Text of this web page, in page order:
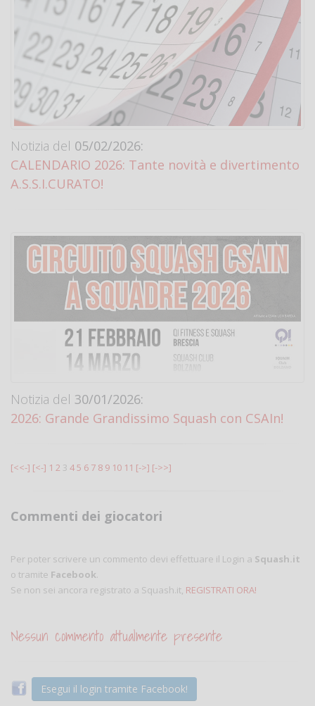
Notizia del 05/02/2026:
CALENDARIO 2026: Tante novità e divertimento
A.S.S.I.CURATO!
Notizia del 30/01/2026:
2026: Grande Grandissimo Squash con CSAIn!
[<<-] [<-] 1 2 3 4 5 6 7 8 9 10 11 [->] [->>]
Commenti dei giocatori
Per poter scrivere un commento devi effettuare il Login a Squash.it
o tramite Facebook
Se non sei ancora registrato a Squash.it, REGISTRATI ORA!
Nessun commento attualmente presente
Esegui il login tramite Facebook!